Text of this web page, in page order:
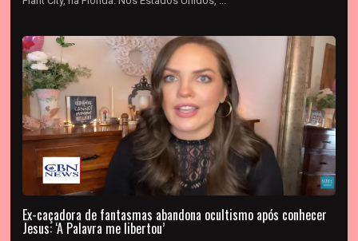
Ex-caçadora de fantasmas abandona ocultismo após conhecer
Jesus: ‘A Palavra me libertou’